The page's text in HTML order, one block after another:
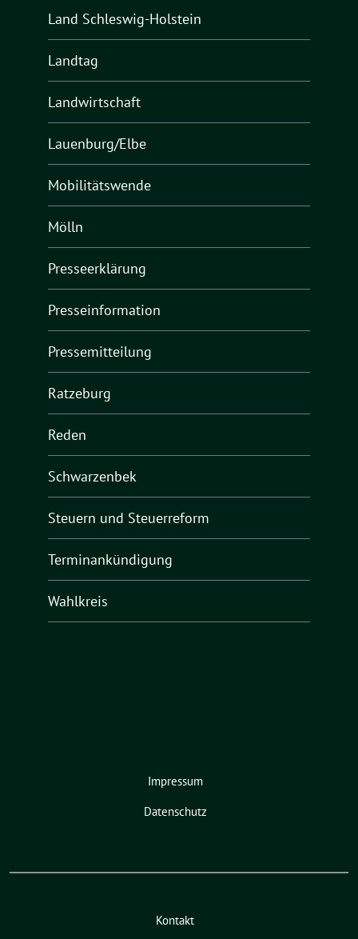
Land Schleswig-Holstein
Landtag
Landwirtschaft
Lauenburg/Elbe
Mobilitätswende
Mölln
Presseerklärung
Presseinformation
Pressemitteilung
Ratzeburg
Reden
Schwarzenbek
Steuern und Steuerreform
Terminankündigung
Wahlkreis
Impressum
Datenschutz
Kontakt